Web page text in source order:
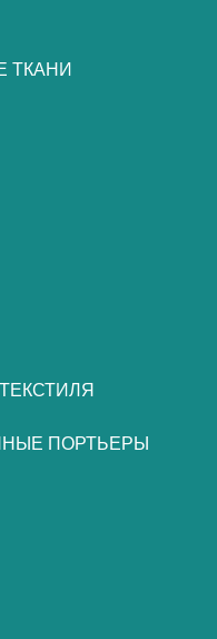
ТКАНИ
ПОРТЬЕРЫ